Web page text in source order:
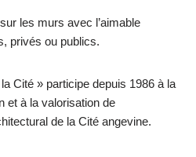
les murs avec l’aimable
privés ou publics.
Cité » participe depuis 1986 à la
et à la valorisation de
de la Cité angevine.